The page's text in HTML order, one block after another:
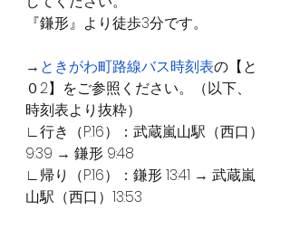
『鎌形』より徒歩3分です。
→ ときがわ町路線バス時刻表の【と
０2】をご参照ください。（以下、
時刻表より抜粋）
∟行き（P.16）：武蔵嵐山駅（西口）
9:39 → 鎌形 9:48
∟帰り（P.16）：鎌形 13:41 → 武蔵嵐
山駅（西口）13:53